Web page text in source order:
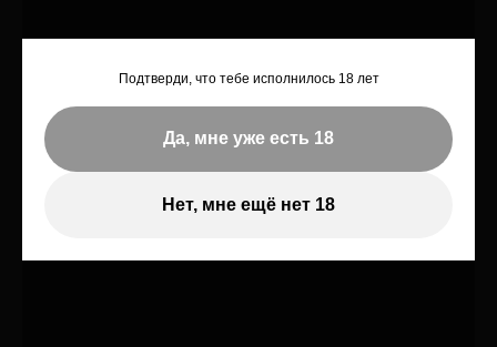
Подтверди, что тебе исполнилось 18 лет
Да, мне уже есть 18
Нет, мне ещё нет 18